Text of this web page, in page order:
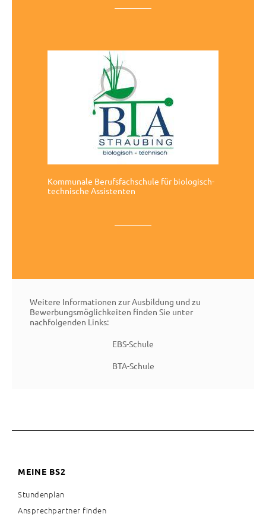
Kommunale Berufsfachschule für biologisch-
technische Assistenten
Weitere Informationen zur Ausbildung und zu
Bewerbungsmöglichkeiten finden Sie unter
nachfolgenden Links:
EBS-Schule
BTA-Schule
MEINE BS2
Stundenplan
Ansprechpartner finden